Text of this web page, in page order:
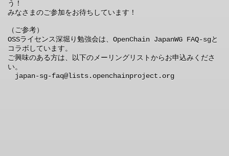
う！
みなさまのご参加をお待ちしています！
（ご参考）
OSSライセンス深堀り勉強会は、OpenChain JapanWG FAQ-sgと
コラボしています。
ご興味のある方は、以下のメーリングリストからお申込みくださ
い。
japan-sg-faq@lists.openchainproject.org